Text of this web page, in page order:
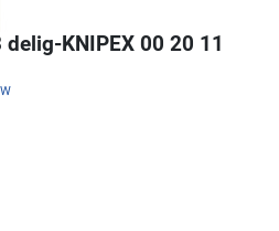
KNIPEX 00 20 11